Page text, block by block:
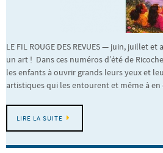
LE FIL ROUGE DES REVUES — juin, juillet
un art ! Dans ces numéros d’été de
les enfants à ouvrir grands leurs yeux et
artistiques qui les entourent et même à
LIRE LA SUITE